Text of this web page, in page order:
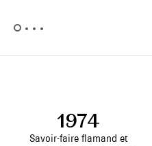
1974
Savoir-faire flamand et